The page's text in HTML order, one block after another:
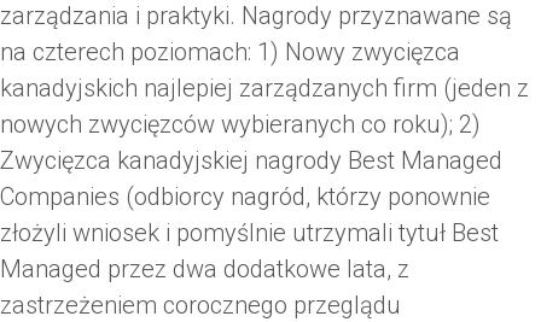
zarządzania i praktyki. Nagrody przyznawane są
na czterech poziomach: 1) Nowy zwycięzca
kanadyjskich najlepiej zarządzanych firm (jeden z
nowych zwycięzców wybieranych co roku); 2)
Zwycięzca kanadyjskiej nagrody Best Managed
Companies (odbiorcy nagród, którzy ponownie
złożyli wniosek i pomyślnie utrzymali tytuł Best
Managed przez dwa dodatkowe lata, z
zastrzeżeniem corocznego przeglądu